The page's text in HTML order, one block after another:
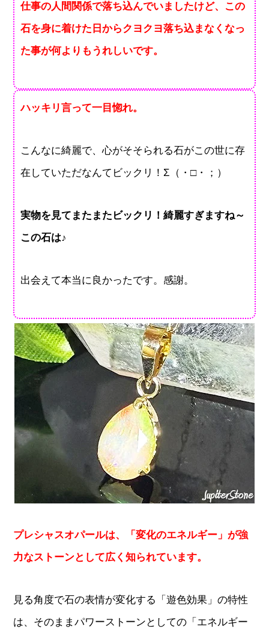
仕事の人間関係で落ち込んでいましたけど、この
石を身に着けた日からクヨクヨ落ち込まなくなっ
た事が何よりもうれしいです。
ハッキリ言って一目惚れ。
こんなに綺麗で、心がそそられる石がこの世に存
在していただなんてビックリ！Σ（・□・；）
実物を見てまたまたビックリ！綺麗すぎますね～
この石は♪
出会えて本当に良かったです。感謝。
プレシャスオパールは、「変化のエネルギー」が強
力なストーンとして広く知られています。
見る角度で石の表情が変化する「遊色効果」の特性
は、そのままパワーストーンとしての「エネルギー